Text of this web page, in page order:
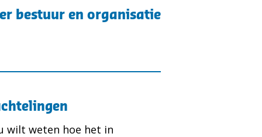
bestuur en organisatie
wilt weten hoe het in